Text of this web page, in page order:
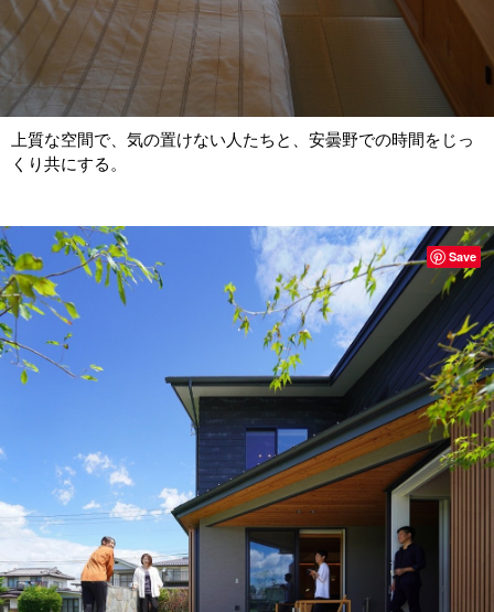
上質な空間で、気の置けない人たちと、安曇野での時間をじっ
くり共にする。
Save